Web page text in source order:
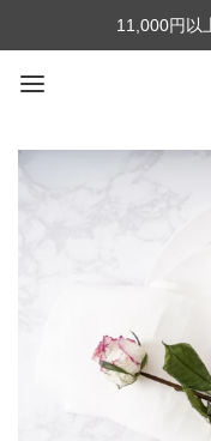
11,000円以